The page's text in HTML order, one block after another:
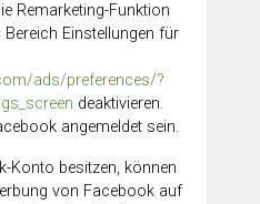
Remarketing-Funktion
Einstellungen für
ads/preferences/?
deaktivieren.
angemeldet sein.
Konto besitzen, können
von Facebook auf